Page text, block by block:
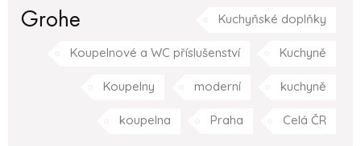
Grohe Kuchyňské doplňky
Koupelnové a WC příslušenství Kuchyně
Koupelny moderní kuchyně
koupelna Praha Celá ČR